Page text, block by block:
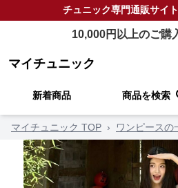
チュニック専門通販サイト
10,000円以上のご購
マイチュニック
新着商品 商品を検索
マイチュニック TOP › ワンピースの